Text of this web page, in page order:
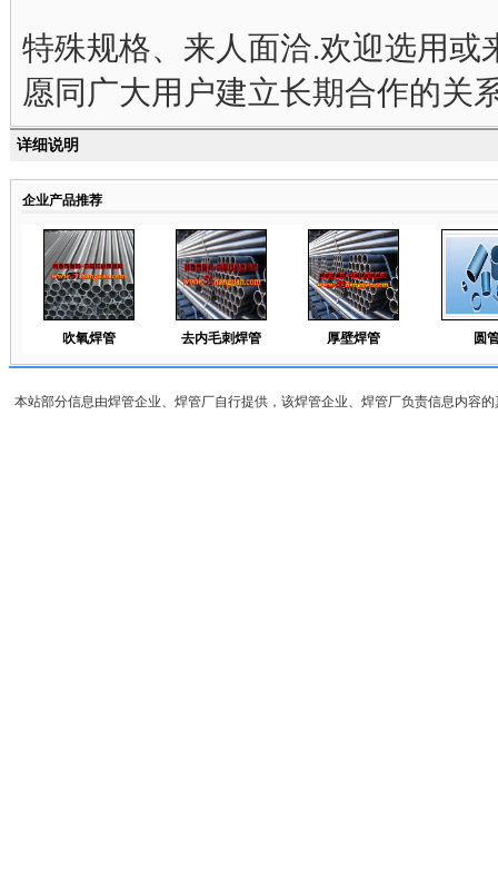
特殊规格、来人面洽.欢迎选用
愿同广大用户建立长期合作的关
详细说明
企业产品推荐
吹氧焊管 去内毛刺焊管 厚壁焊管 圆
本站部分信息由焊管企业、焊管厂自行提供，该焊管企业、焊管厂负责信息内容